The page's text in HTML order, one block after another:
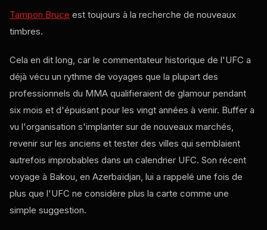
Tampon Bruce est toujours à la recherche de nouveaux
timbres.
Cela en dit long, car le commentateur historique de l'UFC a
déjà vécu un rythme de voyages que la plupart des
professionnels du MMA qualifieraient de glamour pendant
six mois et d'épuisant pour les vingt années à venir. Buffer a
vu l'organisation s'implanter sur de nouveaux marchés,
revenir sur les anciens et tester des villes qui semblaient
autrefois improbables dans un calendrier UFC. Son récent
voyage à Bakou, en Azerbaïdjan, lui a rappelé une fois de
plus que l'UFC ne considère plus la carte comme une
simple suggestion.